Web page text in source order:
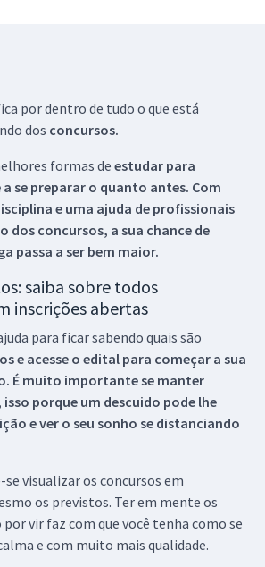
por dentro de tudo o que está
dos concursos.
formas de estudar para
se preparar o quanto antes. Com
e uma ajuda de profissionais
dos concursos, a sua chance de
passa a ser bem maior.
saiba sobre todos
inscrições abertas
para ficar sabendo quais são
e acesse o edital para começar a sua
É muito importante se manter
porque um descuido pode lhe
e ver o seu sonho se distanciando
visualizar os concursos em
os previstos. Ter em mente os
vir faz com que você tenha como se
e com muito mais qualidade.